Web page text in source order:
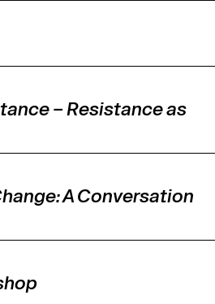
– Resistance as
A Conversation